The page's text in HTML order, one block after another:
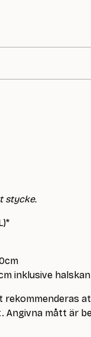
stycke.
inklusive
rekommenderas
Angivna mått är